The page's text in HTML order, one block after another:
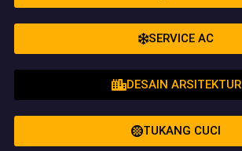
SERVICE AC
DESAIN ARSITEKTUR
TUKANG CUCI